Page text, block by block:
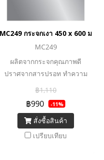
น PERFECT
MC249 กระจกเงา 450 x 600 มม.
MC249
ผลิตจากกระจกคุณภาพดี
ปราศจากสารปรอท ทำความ
สะอาดง่าย
฿1,110
฿990 -11%
สั่งซื้อสินค้า
เปรียบเทียบ